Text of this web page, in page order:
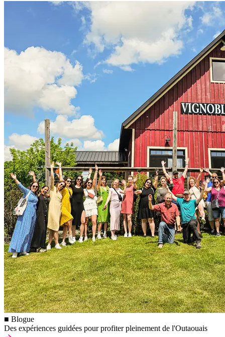
■ Blogue
Des expériences guidées pour profiter pleinement de l'Outaouais